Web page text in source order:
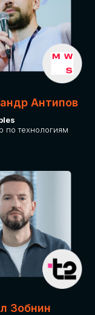
Антипов
по технологиям
Зобнин